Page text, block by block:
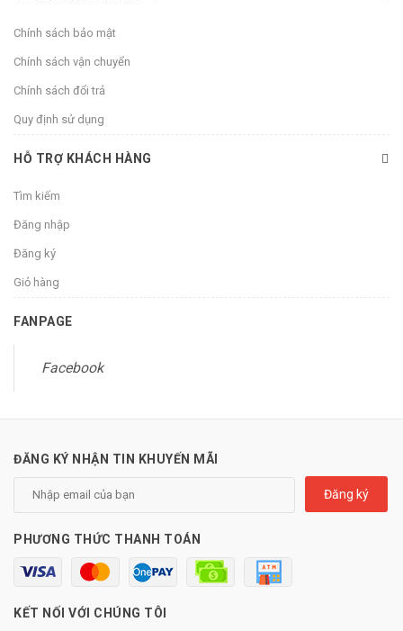
Chính sách bảo mật
Chính sách vận chuyển
Chính sách đổi trả
Quy định sử dụng
HỖ TRỢ KHÁCH HÀNG
Tìm kiếm
Đăng nhập
Đăng ký
Giỏ hàng
FANPAGE
Facebook
ĐĂNG KÝ NHẬN TIN KHUYẾN MÃI
Đăng ký
PHƯƠNG THỨC THANH TOÁN
KẾT NỐI VỚI CHÚNG TÔI